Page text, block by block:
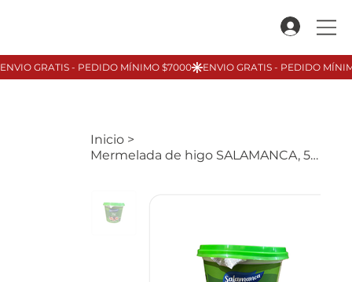
Inicio >
Mermelada de higo SALAMANCA, 500gr